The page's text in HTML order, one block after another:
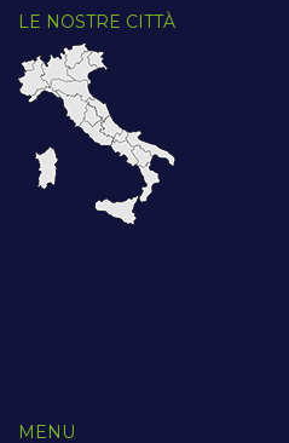
LE NOSTRE CITTÀ
MENU